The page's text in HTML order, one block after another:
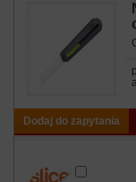
Dodaj do zapytania